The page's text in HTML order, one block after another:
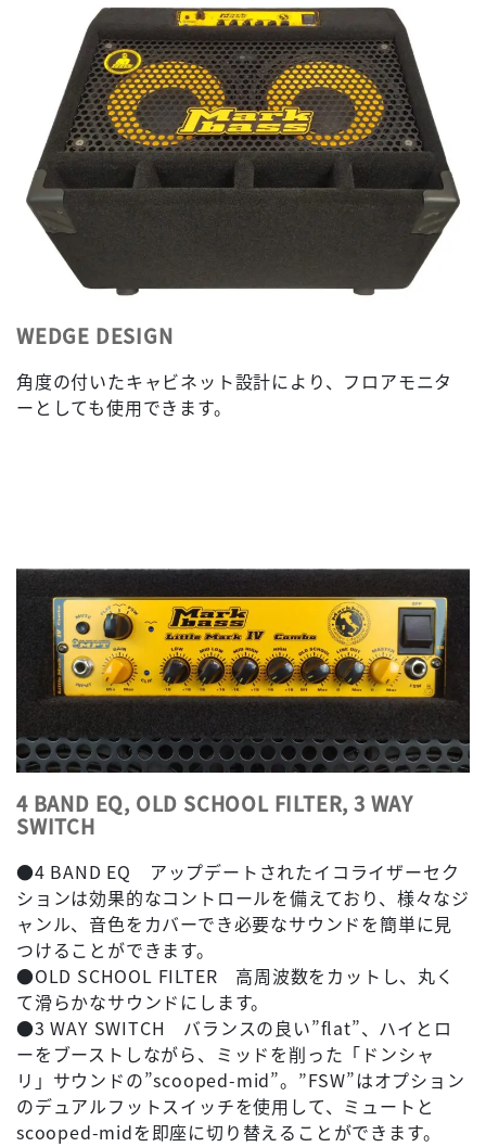
WEDGE DESIGN
角度の付いたキャビネット設計により、フロアモニタ
ーとしても使用できます。
4 BAND EQ, OLD SCHOOL FILTER, 3 WAY
SWITCH
●4 BAND EQ アップデートされたイコライザーセク
ションは効果的なコントロールを備えており、様々なジ
ャンル、音色をカバーでき必要なサウンドを簡単に見
つけることができます。
●OLD SCHOOL FILTER 高周波数をカットし、丸く
て滑らかなサウンドにします。
●3 WAY SWITCH バランスの良い”flat”、ハイとロ
ーをブーストしながら、ミッドを削った「ドンシャ
リ」サウンドの”scooped-mid”。”FSW”はオプション
のデュアルフットスイッチを使用して、ミュートと
scooped-midを即座に切り替えることができます。